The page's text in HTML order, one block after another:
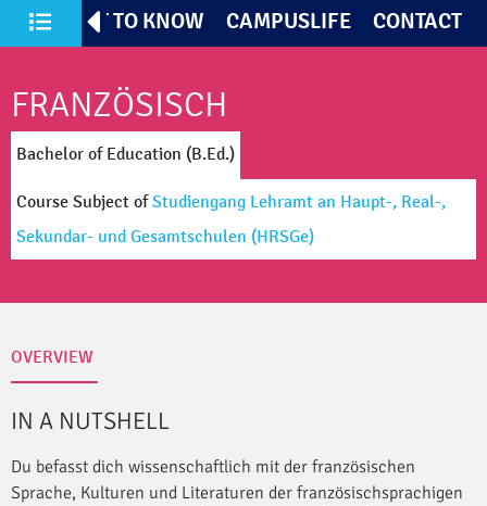
All Courses of Study
GET TO KNOW CAMPUSLIFE CONTACT
FRANZÖSISCH
Bachelor of Education (B.Ed.)
Course Subject ofStudiengang Lehramt an Haupt-, Real-,
Sekundar- und Gesamtschulen (HRSGe)
OVERVIEW
IN A NUTSHELL
Du befasst dich wissenschaftlich mit der französischen
Sprache, Kulturen und Literaturen der französischsprachigen